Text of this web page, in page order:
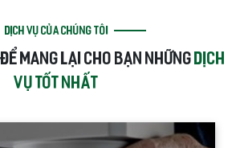
DỊCH VỤ CỦA CHÚNG TÔI
MANG LẠI CHO BẠN NHỮNG DỊCH
VỤ TỐT NHẤT